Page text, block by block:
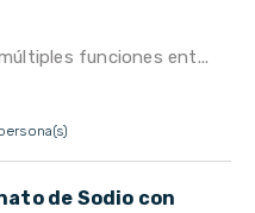
funciones ent...
de Sodio con